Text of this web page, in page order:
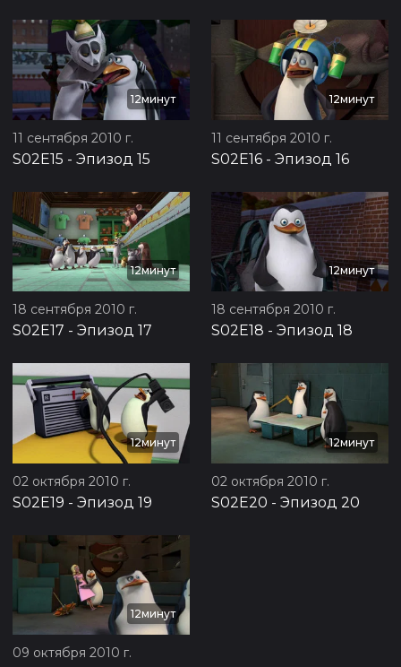
12минут
11 сентября 2010 г.
S02E15 - Эпизод 15
12минут
11 сентября 2010 г.
S02E16 - Эпизод 16
12минут
18 сентября 2010 г.
S02E17 - Эпизод 17
12минут
18 сентября 2010 г.
S02E18 - Эпизод 18
12минут
02 октября 2010 г.
S02E19 - Эпизод 19
12минут
02 октября 2010 г.
S02E20 - Эпизод 20
12минут
09 октября 2010 г.